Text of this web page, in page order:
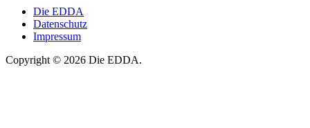
Die EDDA
Datenschutz
Impressum
Copyright © 2026 Die EDDA.